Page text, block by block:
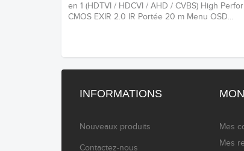
en 1 (HDTVI / HDCVI / AHD / CVBS) High
CMOS EXIR 2.0 IR Portée 20 m Menu OSD...
INFORMATIONS
Nouveaux produits
Contactez-nous
Mes
Mes